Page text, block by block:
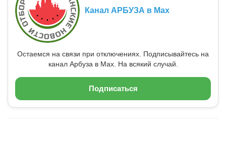
Канал АРБУЗА в Max
Остаемся на связи при отключениях. Подписывайтесь на
канал Арбуза в Max. На всякий случай.
Подписаться